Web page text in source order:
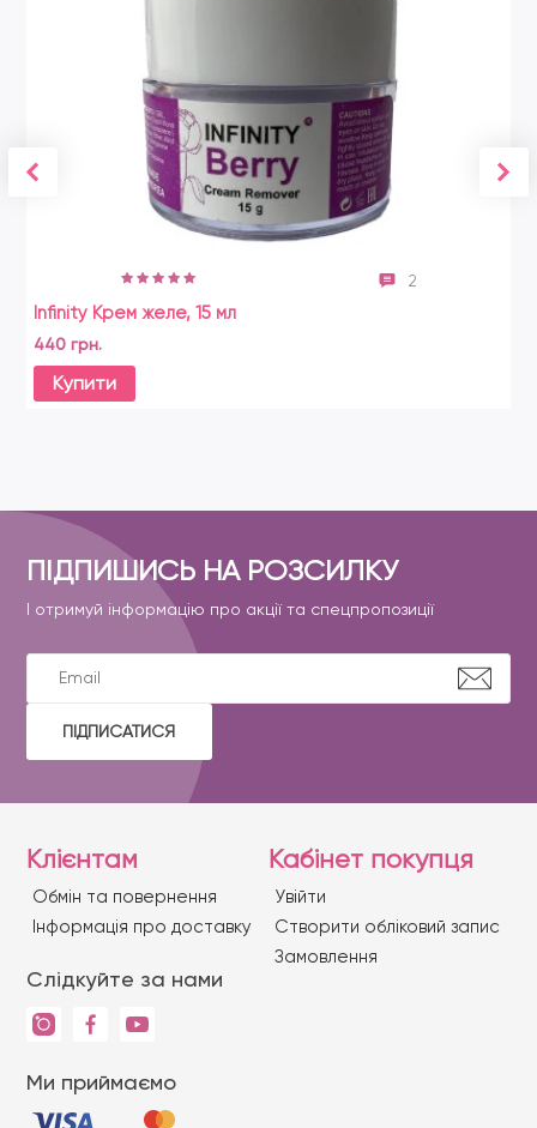
2
Infinity Крем желе, 15 мл
440 грн.
Купити
ПІДПИШИСЬ НА РОЗСИЛКУ
І отримуй інформацію про акції та спецпропозиції
ПІДПИСАТИСЯ
Клієнтам
Обмін та повернення
Iнформація про доставку
Слідкуйте за нами
Ми приймаємо
Кабінет покупця
Увійти
Створити обліковий запис
Замовлення